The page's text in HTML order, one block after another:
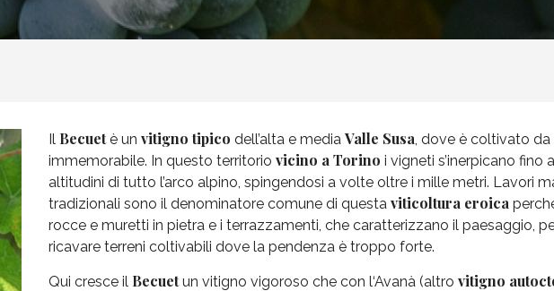
Il Becuetè un vitigno tipico dell’alta e media Valle Susa, dove è coltivato
immemorabile. In questo territorio vicino a Torino i vigneti s’inerpicano fino
altitudini di tutto l’arco alpino, spingendosi a volte oltre i mille metri. Lavori
tradizionali sono il denominatore comune di questa viticoltura eroica
rocce e muretti in pietra e i terrazzamenti, che caratterizzano il paesaggio,
ricavare terreni coltivabili dove la pendenza è troppo forte.
Qui cresce il Becuetun vitigno vigoroso che con l‘Avanà (altro vitigno